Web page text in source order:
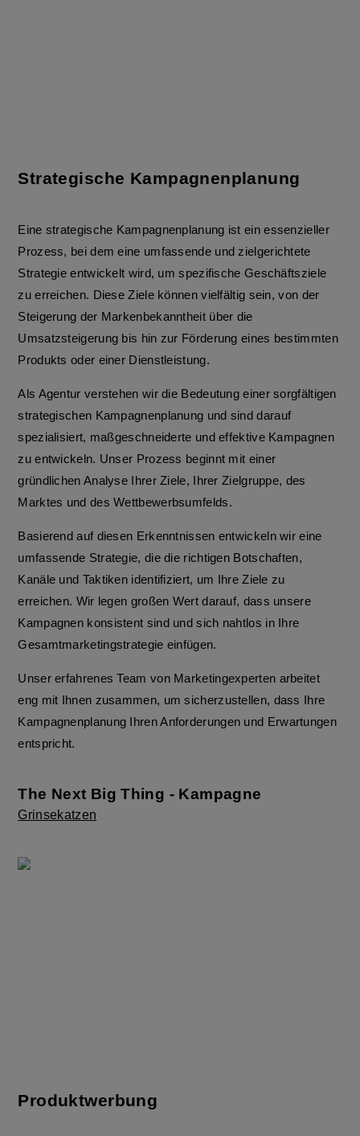
Strategische Kampagnenplanung
Eine strategische Kampagnenplanung ist ein essenzieller
Prozess, bei dem eine umfassende und zielgerichtete
Strategie entwickelt wird, um spezifische Geschäftsziele
zu erreichen. Diese Ziele können vielfältig sein, von der
Steigerung der Markenbekanntheit über die
Umsatzsteigerung bis hin zur Förderung eines bestimmten
Produkts oder einer Dienstleistung.
Als Agentur verstehen wir die Bedeutung einer sorgfältigen
strategischen Kampagnenplanung und sind darauf
spezialisiert, maßgeschneiderte und effektive Kampagnen
zu entwickeln. Unser Prozess beginnt mit einer
gründlichen Analyse Ihrer Ziele, Ihrer Zielgruppe, des
Marktes und des Wettbewerbsumfelds.
Basierend auf diesen Erkenntnissen entwickeln wir eine
umfassende Strategie, die die richtigen Botschaften,
Kanäle und Taktiken identifiziert, um Ihre Ziele zu
erreichen. Wir legen großen Wert darauf, dass unsere
Kampagnen konsistent sind und sich nahtlos in Ihre
Gesamtmarketingstrategie einfügen.
Unser erfahrenes Team von Marketingexperten arbeitet
eng mit Ihnen zusammen, um sicherzustellen, dass Ihre
Kampagnenplanung Ihren Anforderungen und Erwartungen
entspricht.
The Next Big Thing - Kampagne
Grinsekatzen
Produktwerbung